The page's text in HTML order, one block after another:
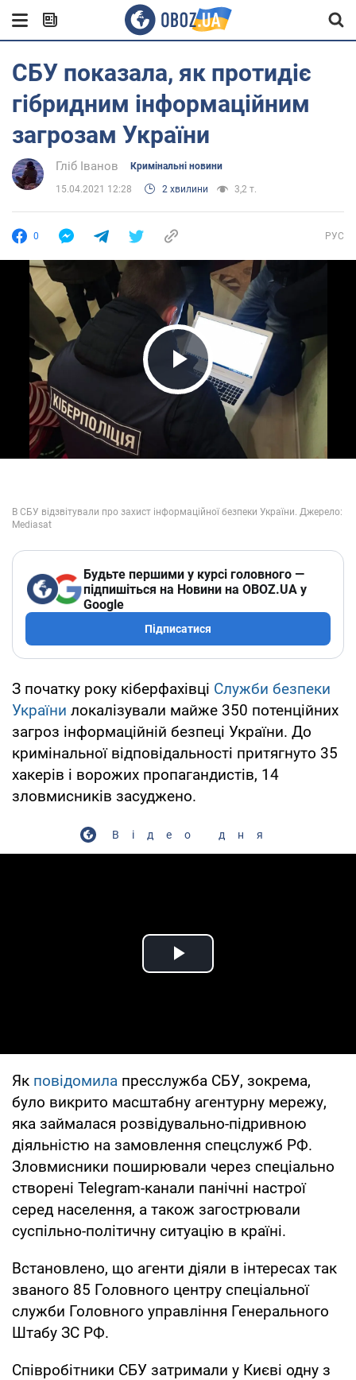
СБУ показала, як протидіє
гібридним інформаційним
загрозам України
Гліб Іванов Кримінальні новини
15.04.2021 12:28 2 хвилини 3,2 т.
0 РУС
Play Video
Будьте першими у курсі головного —
підпишіться на Новини на OBOZ.UA у
Google
Підписатися
З початку року кіберфахівці Служби безпеки
України локалізували майже 350 потенційних
загроз інформаційній безпеці України. До
кримінальної відповідальності притягнуто 35
хакерів і ворожих пропагандистів, 14
зловмисників засуджено.
Відео дня
Play Video
Як повідомила пресслужба СБУ, зокрема,
було викрито масштабну агентурну мережу,
яка займалася розвідувально-підривною
діяльністю на замовлення спецслужб РФ.
Зловмисники поширювали через спеціально
створені Telegram-канали панічні настрої
серед населення, а також загострювали
суспільно-політичну ситуацію в країні.
Встановлено, що агенти діяли в інтересах так
званого 85 Головного центру спеціальної
служби Головного управління Генерального
Штабу ЗС РФ.
Співробітники СБУ затримали у Києві одну з